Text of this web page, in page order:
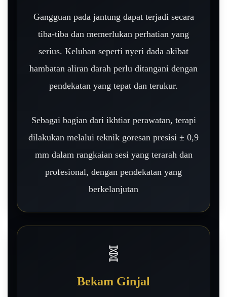
Gangguan pada jantung dapat terjadi secara
tiba-tiba dan memerlukan perhatian yang
serius. Keluhan seperti nyeri dada akibat
hambatan aliran darah perlu ditangani dengan
pendekatan yang tepat dan terukur.
Sebagai bagian dari ikhtiar perawatan, terapi
dilakukan melalui teknik goresan presisi ± 0,9
mm dalam rangkaian sesi yang terarah dan
profesional, dengan pendekatan yang
berkelanjutan
🧬
Bekam Ginjal